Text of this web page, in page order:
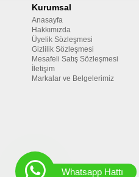
Kurumsal
Anasayfa
Hakkımızda
Üyelik Sözleşmesi
Gizlilik Sözleşmesi
Mesafeli Satış Sözleşmesi
İletişim
Markalar ve Belgelerimiz
Whatsapp Hattı